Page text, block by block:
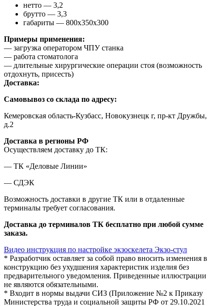
нетто — 3,2
брутто — 3,3
габариты — 800х350х300
Примеры применения:
— загрузка оператором ЧПУ станка
— работа стоматолога
— длительные хирургические операции стоя (возможность
отдохнуть, присесть)
Доставка:
Самовывоз со склада по адресу:
Кемеровская область-Кузбасс, Новокузнецк г, пр-кт Дружбы,
д.2
Доставка в регионы РФ
Осуществляем доставку до ТК:
— ТК «Деловые Линии»
— СДЭК
Возможность доставки в другие ТК или в отдаленные
терминалы требует согласования.
Доставка до терминалов ТК бесплатно при любой сумме
заказа.
Видео инструкция по настройке экзоскелета Экзо-стул
* Разработчик оставляет за собой право вносить изменения в
конструкцию без ухудшения характеристик изделия без
предварительного уведомления. Приведенные иллюстрации
не являются обязательными.
* Входит в нормы выдачи СИЗ (Приложение №2 к Приказу
Министерства труда и социальной защиты РФ от 29.10.2021